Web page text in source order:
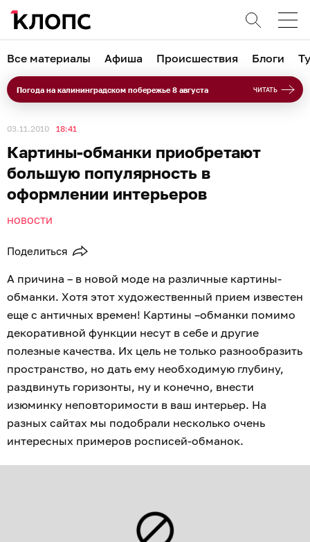
Все материалы Афиша Происшествия Блоги
Погода на калининградском побережье 8 августа ЧИТАТЬ
03.11.2010 18:41
Картины-обманки приобретают
большую популярность в
оформлении интерьеров
НОВОСТИ
Поделиться
А причина – в новой моде на различные картины-
обманки. Хотя этот художественный прием известен
еще с античных времен! Картины –обманки помимо
декоративной функции несут в себе и другие
полезные качества. Их цель не только разнообразить
пространство, но дать ему необходимую глубину,
раздвинуть горизонты, ну и конечно, внести
изюминку неповторимости в ваш интерьер. На
разных сайтах мы подобрали несколько очень
интересных примеров росписей-обманок.